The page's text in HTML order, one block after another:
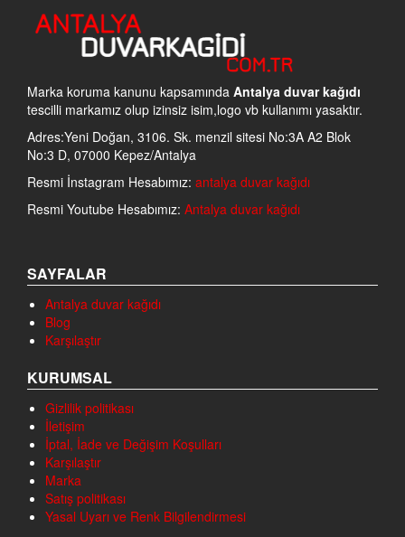
Marka koruma kanunu kapsamında Antalya duvar kağıdı
tescilli markamız olup izinsiz isim,logo vb kullanımı yasaktır.
Adres:Yeni Doğan, 3106. Sk. menzil sitesi No:3A A2 Blok
No:3 D, 07000 Kepez/Antalya
Resmi İnstagram Hesabımız: antalya duvar kağıdı
Resmi Youtube Hesabımız: Antalya duvar kağıdı
SAYFALAR
Antalya duvar kağıdı
Blog
Karşılaştır
KURUMSAL
Gizlilik politikası
İletişim
İptal, İade ve Değişim Koşulları
Karşılaştır
Marka
Satış politikası
Yasal Uyarı ve Renk Bilgilendirmesi